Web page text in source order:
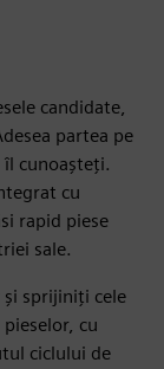
candidate,
partea pe
îl cunoașteți.
cu
rapid piese
sale.
și sprijiniți cele
cu
ciclului de